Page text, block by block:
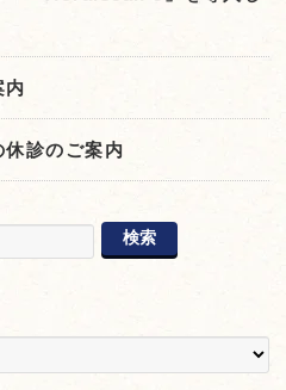
内
診のご案内